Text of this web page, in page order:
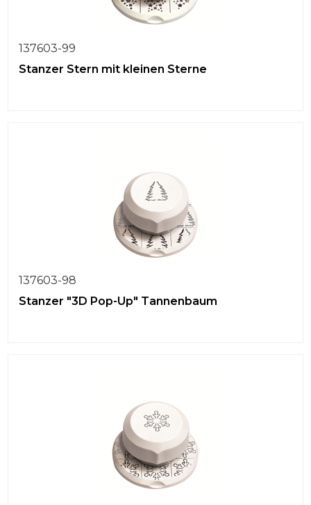
137603-99
Stanzer Stern mit kleinen Sterne
137603-98
Stanzer "3D Pop-Up" Tannenbaum